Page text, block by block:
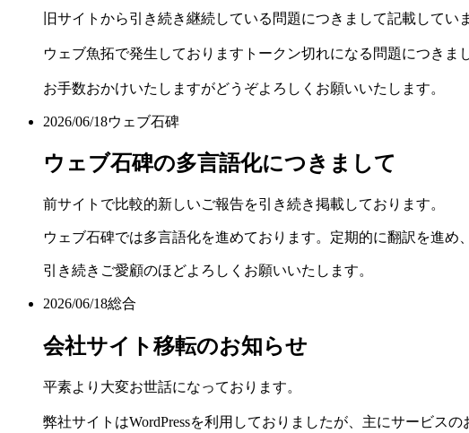
旧サイトから引き続き継続している問題につきまして記載してい
ウェブ魚拓で発生しておりますトークン切れになる問題につき
お手数おかけいたしますがどうぞよろしくお願いいたします。
2026/06/18ウェブ石碑
ウェブ石碑の多言語化につきまして
前サイトで比較的新しいご報告を引き続き掲載しております。
ウェブ石碑では多言語化を進めております。定期的に翻訳を進め
引き続きご愛顧のほどよろしくお願いいたします。
2026/06/18総合
会社サイト移転のお知らせ
平素より大変お世話になっております。
弊社サイトはWordPressを利用しておりましたが、主にサービス